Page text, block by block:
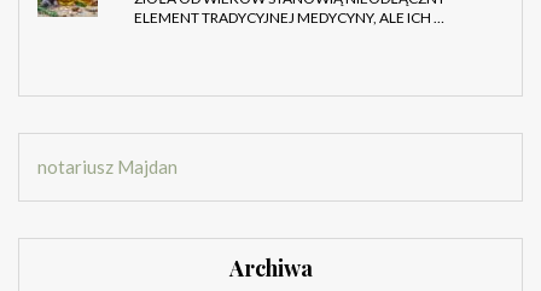
ELEMENT TRADYCYJNEJ MEDYCYNY, ALE ICH …
notariusz Majdan
Archiwa